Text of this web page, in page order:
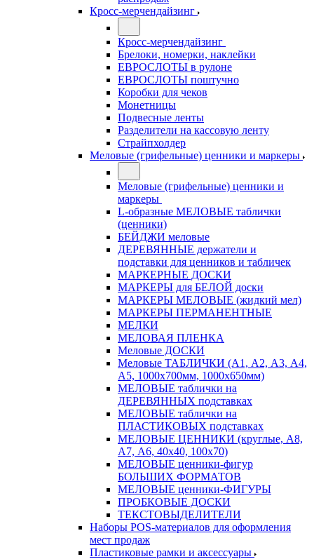
Кросс-мерчендайзинг
Кросс-мерчендайзинг
Брелоки, номерки, наклейки
ЕВРОСЛОТЫ в рулоне
ЕВРОСЛОТЫ поштучно
Коробки для чеков
Монетницы
Подвесные ленты
Разделители на кассовую ленту
Страйпхолдер
Меловые (грифельные) ценники и маркеры
Меловые (грифельные) ценники и
маркеры
L-образные МЕЛОВЫЕ таблички
(ценники)
БЕЙДЖИ меловые
ДЕРЕВЯННЫЕ держатели и
подставки для ценников и табличек
МАРКЕРНЫЕ ДОСКИ
МАРКЕРЫ для БЕЛОЙ доски
МАРКЕРЫ МЕЛОВЫЕ (жидкий мел)
МАРКЕРЫ ПЕРМАНЕНТНЫЕ
МЕЛКИ
МЕЛОВАЯ ПЛЕНКА
Меловые ДОСКИ
Меловые ТАБЛИЧКИ (А1, А2, А3, А4,
А5, 1000х700мм, 1000х650мм)
МЕЛОВЫЕ таблички на
ДЕРЕВЯННЫХ подставках
МЕЛОВЫЕ таблички на
ПЛАСТИКОВЫХ подставках
МЕЛОВЫЕ ЦЕННИКИ (круглые, А8,
А7, А6, 40х40, 100х70)
МЕЛОВЫЕ ценники-фигур
БОЛЬШИХ ФОРМАТОВ
МЕЛОВЫЕ ценники-ФИГУРЫ
ПРОБКОВЫЕ ДОСКИ
ТЕКСТОВЫДЕЛИТЕЛИ
Наборы POS-материалов для оформления
мест продаж
Пластиковые рамки и аксессуары